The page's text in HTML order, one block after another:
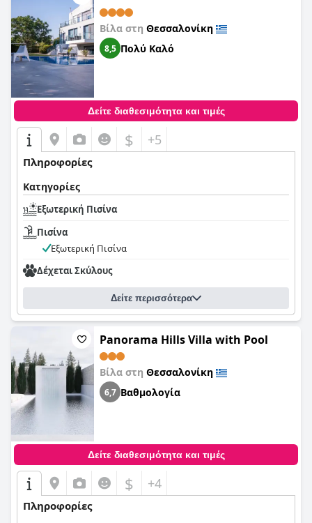
Βίλα στη Θεσσαλονίκη
8,5 Πολύ Καλό
Δείτε διαθεσιμότητα και τιμές
$ +5
Πληροφορίες
Κατηγορίες
Εξωτερική Πισίνα
Πισίνα
Εξωτερική Πισίνα
Δέχεται Σκύλους
Δείτε περισσότερα
Panorama Hills Villa with Pool
Βίλα στη Θεσσαλονίκη
6,7 Βαθμολογία
Δείτε διαθεσιμότητα και τιμές
$ +4
Πληροφορίες